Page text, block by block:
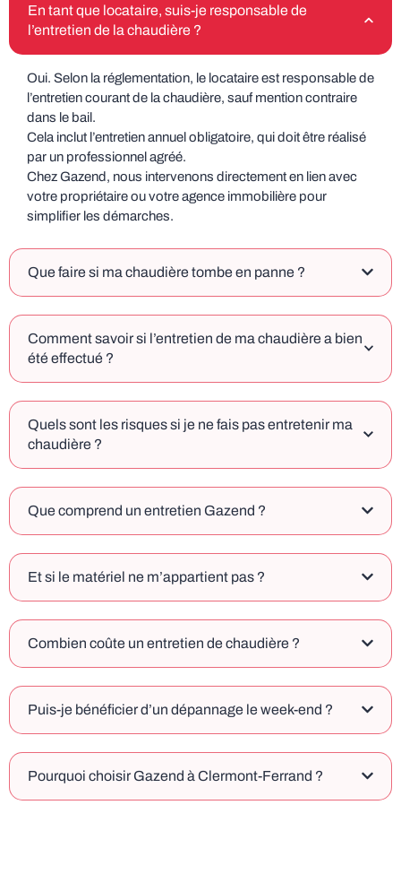
En tant que locataire, suis-je responsable de
l’entretien de la chaudière ?
Oui. Selon la réglementation, le locataire est responsable de
l’entretien courant de la chaudière, sauf mention contraire
dans le bail.
Cela inclut l’entretien annuel obligatoire, qui doit être réalisé
par un professionnel agréé.
Chez Gazend, nous intervenons directement en lien avec
votre propriétaire ou votre agence immobilière pour
simplifier les démarches.
Que faire si ma chaudière tombe en panne ?
Comment savoir si l’entretien de ma chaudière a bien
été effectué ?
Quels sont les risques si je ne fais pas entretenir ma
chaudière ?
Que comprend un entretien Gazend ?
Et si le matériel ne m’appartient pas ?
Combien coûte un entretien de chaudière ?
Puis-je bénéficier d’un dépannage le week-end ?
Pourquoi choisir Gazend à Clermont-Ferrand ?